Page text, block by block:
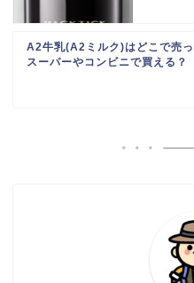
A2牛乳(A2ミルク)はどこで売っ
スーパーやコンビニで買える？